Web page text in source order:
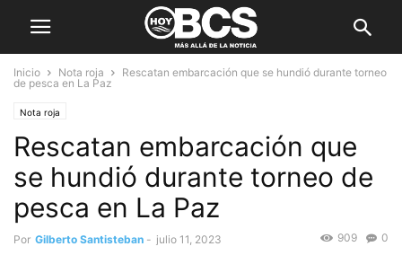
Inicio Nota roja
Rescatan embarcación que se hundió durante torneo
de pesca en La Paz
Nota roja
Rescatan embarcación que
se hundió durante torneo de
pesca en La Paz
Por Gilberto Santisteban - julio 11, 2023 0
909